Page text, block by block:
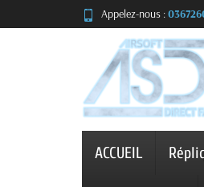
Appelez-nous :
ACCUEIL